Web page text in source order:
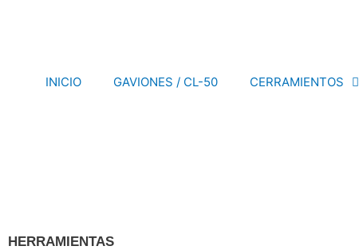
INICIO GAVIONES / CL-50 CERRAMIENTOS
HERRAMIENTAS